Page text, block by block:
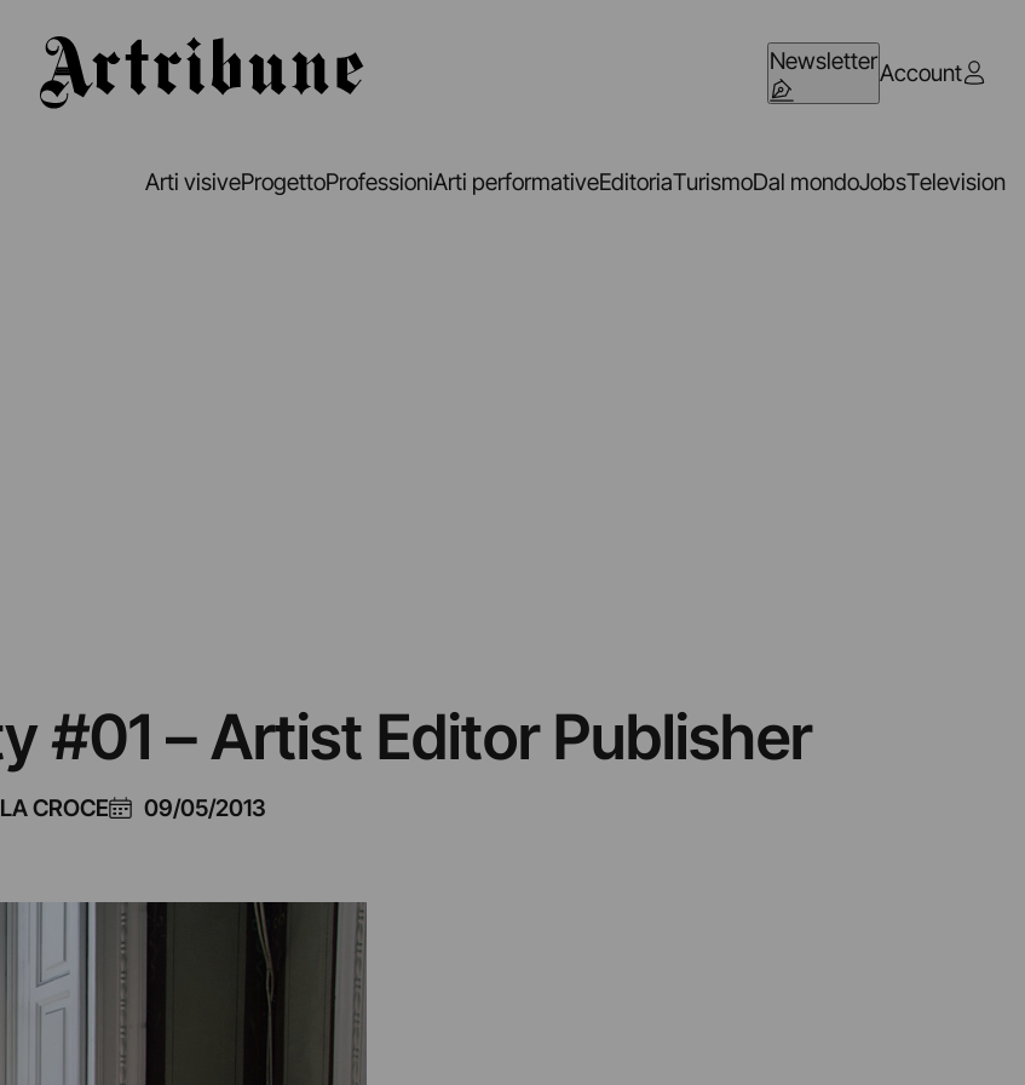
NewsletterAccount
Arti visiveProgettoProfessioniArti performativeEditoriaTurismoDal mondoJobsTelevision
#01 – Artist Editor Publisher
CROCE 09/05/2013